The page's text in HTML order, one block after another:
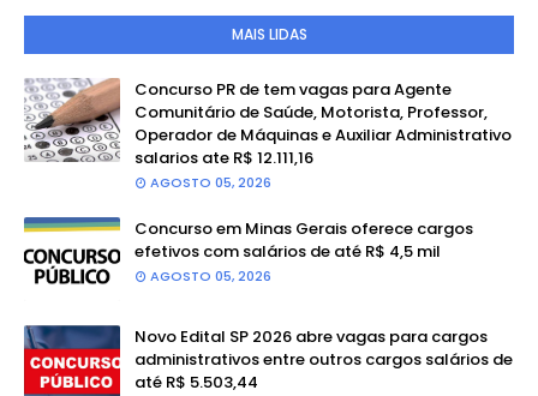
MAIS LIDAS
Concurso PR de tem vagas para Agente
Comunitário de Saúde, Motorista, Professor,
Operador de Máquinas e Auxiliar Administrativo
salarios ate R$ 12.111,16
AGOSTO 05, 2026
Concurso em Minas Gerais oferece cargos
efetivos com salários de até R$ 4,5 mil
AGOSTO 05, 2026
Novo Edital SP 2026 abre vagas para cargos
administrativos entre outros cargos salários de
até R$ 5.503,44